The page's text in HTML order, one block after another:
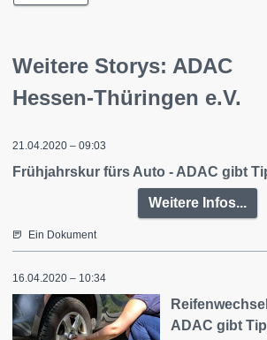
Weitere Storys: ADAC
Hessen-Thüringen e.V.
21.04.2020 – 09:03
Frühjahrskur fürs Auto - ADAC gibt
Weitere Infos...
Ein Dokument
16.04.2020 – 10:34
ADAC gibt